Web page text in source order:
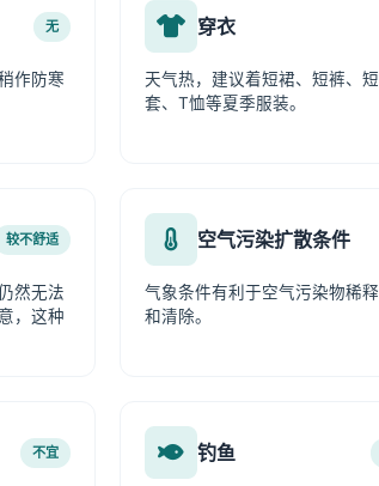
无
作防寒
穿衣
天气热，建议着短裙、短裤、
套、T恤等夏季服装。
较不舒适
然无法
，这种
空气污染扩散条件
气象条件有利于空气污染物稀
和清除。
不宜 钓鱼